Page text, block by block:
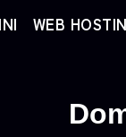
WEB